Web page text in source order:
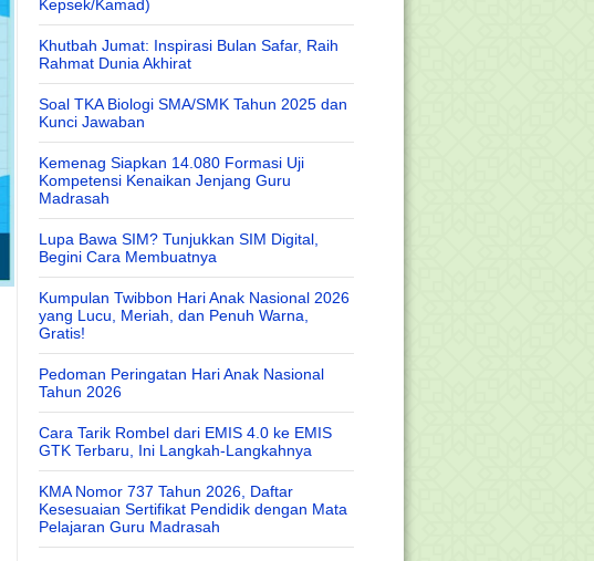
Kepsek/Kamad)
Khutbah Jumat: Inspirasi Bulan Safar, Raih
Rahmat Dunia Akhirat
Soal TKA Biologi SMA/SMK Tahun 2025 dan
Kunci Jawaban
Kemenag Siapkan 14.080 Formasi Uji
Kompetensi Kenaikan Jenjang Guru
Madrasah
Lupa Bawa SIM? Tunjukkan SIM Digital,
Begini Cara Membuatnya
Kumpulan Twibbon Hari Anak Nasional 2026
yang Lucu, Meriah, dan Penuh Warna,
Gratis!
Pedoman Peringatan Hari Anak Nasional
Tahun 2026
Cara Tarik Rombel dari EMIS 4.0 ke EMIS
GTK Terbaru, Ini Langkah-Langkahnya
KMA Nomor 737 Tahun 2026, Daftar
Kesesuaian Sertifikat Pendidik dengan Mata
Pelajaran Guru Madrasah